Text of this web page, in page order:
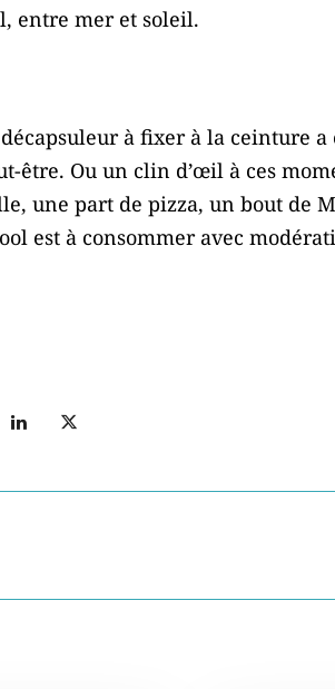
entre mer et soleil.
à fixer à la ceinture
être. Ou un clin d’œil à ces
une part de pizza, un bout de
est à consommer avec